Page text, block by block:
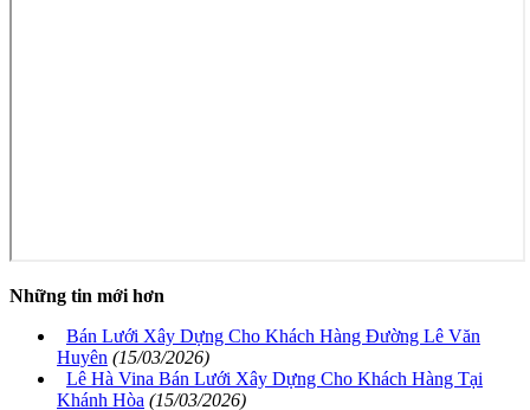
Những tin mới hơn
Bán Lưới Xây Dựng Cho Khách Hàng Đường Lê Văn
Huyên (15/03/2026)
Lê Hà Vina Bán Lưới Xây Dựng Cho Khách Hàng Tại
Khánh Hòa (15/03/2026)